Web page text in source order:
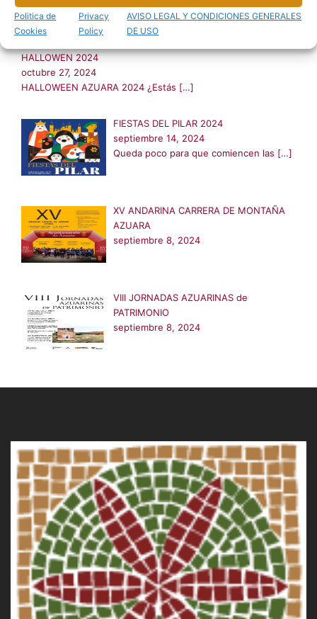
Politica de
Cookies
Privacy
Policy
AVISO LEGAL Y CONDICIONES GENERALES
DE USO
HALLOWEN 2024
octubre 27, 2024
HALLOWEEN AZUARA 2024 ¿Estás […]
FIESTAS DEL PILAR 2024
septiembre 14, 2024
Queda poco para que comiencen las […]
XV ANDARINA CARRERA DE MONTAÑA
AZUARA
septiembre 8, 2024
VIII JORNADAS AZUARINAS de
PATRIMONIO
septiembre 8, 2024